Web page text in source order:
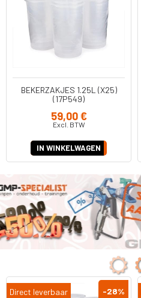
BEKERZAKJES 1.25L (X25)
(17P549)
59,00 €
Excl. BTW
IN WINKELWAGEN
-28%
Direct leverbaar